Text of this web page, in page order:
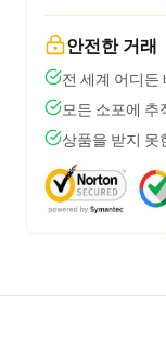
안전한 거래
전 세계 어디든
모든 소포에 추
상품을 받지 못